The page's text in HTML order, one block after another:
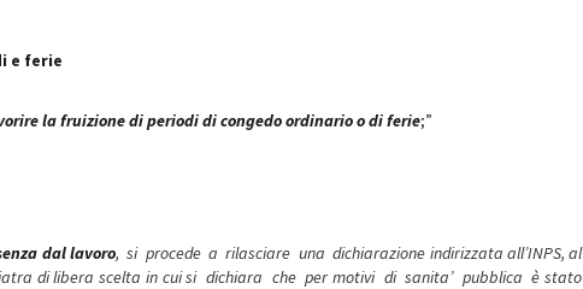
e ferie
la fruizione di periodi di congedo ordinario o di ferie;”
dal lavoro, si procede a rilasciare una dichiarazione indirizzata all’INPS, al
di libera scelta in cui si dichiara che per motivi di sanita’ pubblica è stato